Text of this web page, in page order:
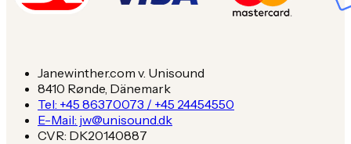
Janewinther.com v. Unisound
8410 Rønde, Dänemark
Tel: +45 86370073 / +45 24454550
E-Mail: jw@unisound.dk
CVR: DK20140887